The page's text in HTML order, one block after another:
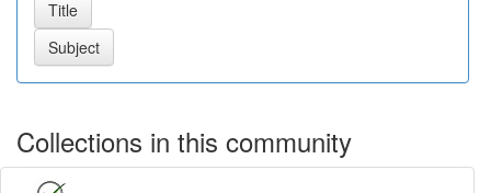
Collections in this community